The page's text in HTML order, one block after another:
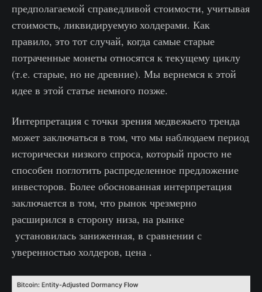
предполагаемой справедливой стоимости, учитывая
стоимость, ликвидируемую холдерами. Как
правило, это тот случай, когда самые старые
потраченные монеты относятся к текущему циклу
(т.е. старые, но не древние). Мы вернемся к этой
идее в этой статье немного позже.
Интерпретация с точки зрения медвежьего тренда
может заключаться в том, что мы наблюдаем период
исторически низкого спроса, который просто не
способен поглотить распределенное предложение
инвесторов. Более обоснованная интерпретация
заключается в том, что рынок чрезмерно
расширился в сторону низа, на рынке
установилась заниженная, в сравнении с
уверенностью холдеров, цена .